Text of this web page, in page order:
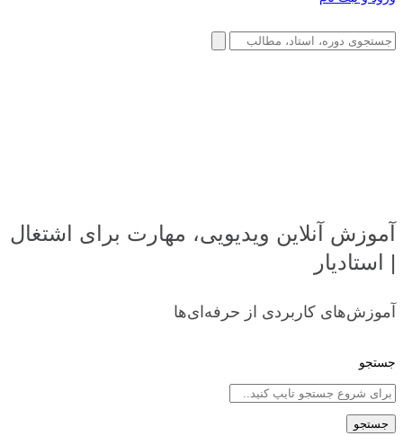
آموزش آنلاین ویدیویی، مهارت برای اشتغال
| استادیار
آموزش‌های کاربردی از حرفه‌ای‌ها
جستجو
جستجو